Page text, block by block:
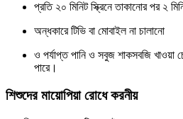
প্রতি ২০ মিনিট স্ক্রিনে তাকানোর পর ২
অন্ধকারে টিভি বা মোবাইল না চালানো
ও পর্যাপ্ত পানি ও সবুজ শাকসবজি খাওয়া
পারে।
শিশুদের মায়োপিয়া রোধে করনীয়